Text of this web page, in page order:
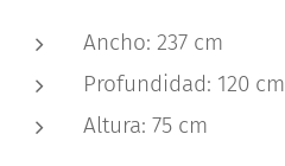
Ancho: 237 cm
Profundidad: 120 cm
Altura: 75 cm